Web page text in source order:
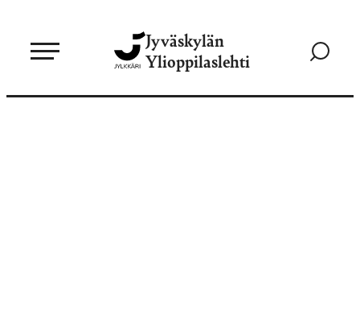
sisältöön
Jyväskylän
Ylioppilaslehti
Siirry